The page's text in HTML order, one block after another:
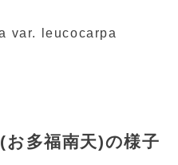
var. leucocarpa
多福南天)の様子